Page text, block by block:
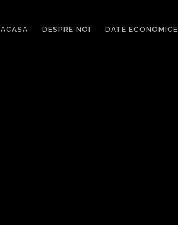
ACASA DESPRE NOI DATE ECONOMICE